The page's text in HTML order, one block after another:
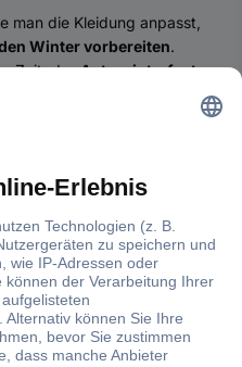
man die Kleidung anpasst,
Winter vorbereiten.
Zeit, dasAuto winterfest
Eis und Korrosion
Auto winterfest machen